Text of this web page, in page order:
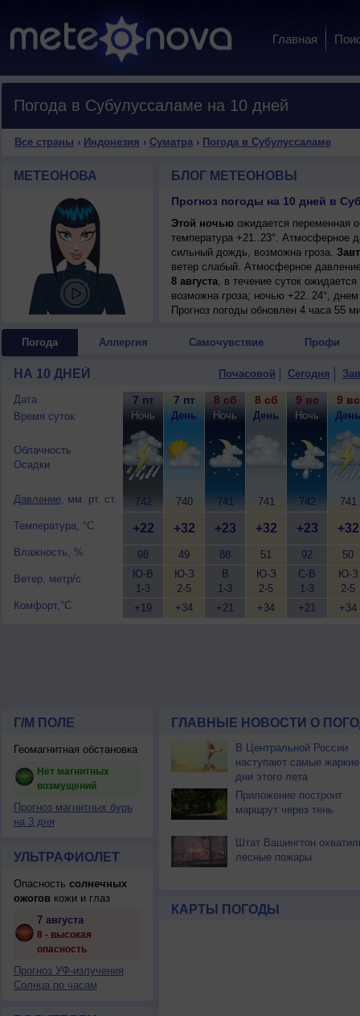
Главная
Погода в Субулуссаламе на 10 дней
Все страны › Индонезия › Суматра› Погода в Субулуссаламе
МЕТЕОНОВА БЛОГ МЕТЕОНОВЫ
Прогноз погоды на 10 дней в
Этой ночьюожидается переменная
температура +21..23°. Атмосферное
сильный дождь, возможна гроза.
ветер слабый. Атмосферное
8 августа, в течение суток
возможна гроза; ночью +22..24°,
9 августа, в течение суток
10 августа, ожидается переменная
Прогноз погоды обновлен 4 часа 55
Погода Аллергия Самочувствие Профи
НА 10 ДНЕЙ Почасовой Сегодня
Дата
Время суток
Облачность
Осадки
Давление, мм. рт. ст.
Температура, °C
Влажность, %
Ветер, метр/с
Комфорт,°C
7 пт
Ночь
742
+22
98
Ю-В
1-3
+19
7 пт
День
740
+32
49
Ю-З
2-5
+34
8 сб
Ночь
741
+23
88
В
1-3
+21
8 сб
День
741
+32
51
Ю-З
2-5
+34
9 вс
Ночь
742
+23
92
С-В
1-3
+21
9 вс
День
741
+32
50
Ю-З
2-5
+34
Г/М ПОЛЕ
Геомагнитная обстановка
Нет магнитных
возмущений
Прогноз магнитных бурь
на 3 дня
УЛЬТРАФИОЛЕТ
Опасность солнечных
ожоговкожи и глаз
7 августа
8 - высокая
опасность
Прогноз УФ-излучения
Солнца по часам
ГЛАВНЫЕ НОВОСТИ О
В Центральной России
наступают самые жаркие
дни этого лета
Приложение построит
маршрут через тень
Штат Вашингтон
лесные пожары
КАРТЫ ПОГОДЫ